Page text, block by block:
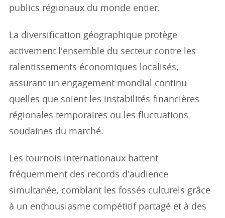
publics régionaux du monde entier.
La diversification géographique protège
activement l'ensemble du secteur contre les
ralentissements économiques localisés,
assurant un engagement mondial continu
quelles que soient les instabilités financières
régionales temporaires ou les fluctuations
soudaines du marché.
Les tournois internationaux battent
fréquemment des records d'audience
simultanée, comblant les fossés culturels grâce
à un enthousiasme compétitif partagé et à des